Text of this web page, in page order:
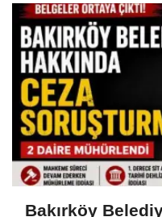
Bakırköy